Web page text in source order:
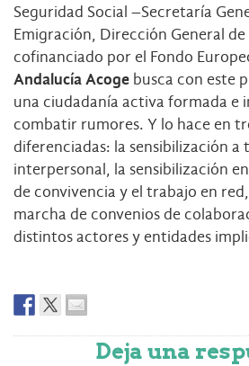
Seguridad Social –Secretaría
Emigración, Dirección General
cofinanciado por el Fondo
Andalucía Acoge busca con este
una ciudadanía activa formada e
combatir rumores. Y lo hace en
diferenciadas: la sensibilización a
interpersonal, la sensibilización
de convivencia y el trabajo en
marcha de convenios de
distintos actores y entidades
Deja una